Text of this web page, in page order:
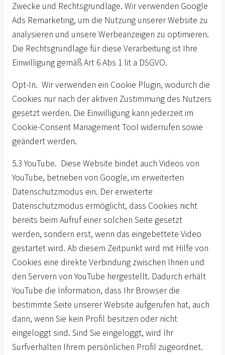
Zwecke und Rechtsgrundlage. Wir verwenden Google
Ads Remarketing, um die Nutzung unserer Website zu
analysieren und unsere Werbeanzeigen zu optimieren.
Die Rechtsgrundlage für diese Verarbeitung ist Ihre
Einwilligung gemäß Art 6 Abs 1 lit a DSGVO.
Opt-In. Wir verwenden ein Cookie Plugin, wodurch die
Cookies nur nach der aktiven Zustimmung des Nutzers
gesetzt werden. Die Einwilligung kann jederzeit im
Cookie-Consent Management Tool widerrufen sowie
geändert werden.
5.3 YouTube. Diese Website bindet auch Videos von
YouTube, betrieben von Google, im erweiterten
Datenschutzmodus ein. Der erweiterte
Datenschutzmodus ermöglicht, dass Cookies nicht
bereits beim Aufruf einer solchen Seite gesetzt
werden, sondern erst, wenn das eingebettete Video
gestartet wird. Ab diesem Zeitpunkt wird mit Hilfe von
Cookies eine direkte Verbindung zwischen Ihnen und
den Servern von YouTube hergestellt. Dadurch erhält
YouTube die Information, dass Ihr Browser die
bestimmte Seite unserer Website aufgerufen hat, auch
dann, wenn Sie kein Profil besitzen oder nicht
eingeloggt sind. Sind Sie eingeloggt, wird Ihr
Surfverhalten Ihrem persönlichen Profil zugeordnet.